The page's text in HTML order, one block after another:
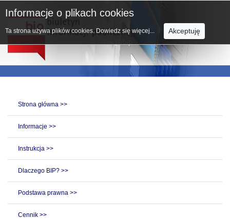
Strona główna >>
Informacje >>
Instrukcja >>
Dlaczego BIP? >>
Podstawa prawna >>
Cennik >>
Informacje o plikach cookies
Ta strona używa plików cookies. Dowiedz się więcej... Akceptuję